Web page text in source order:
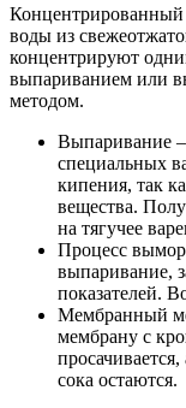
Концентрированный
воды из
концентрируют
выпариванием или
методом.
Выпаривание –
специальных
кипения, так
вещества.
на тягучее
Процесс
выпаривание,
показателей.
Mембранный
мембрану с
сока остаются.